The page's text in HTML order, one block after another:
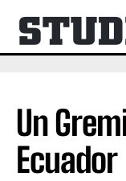
Un
Ecuador